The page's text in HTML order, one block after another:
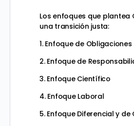
Los enfoques que plantea
una transición justa:
1. Enfoque de
2. Enfoque de
3. Enfoque Científico
4. Enfoque Laboral
5. Enfoque Diferencial y de